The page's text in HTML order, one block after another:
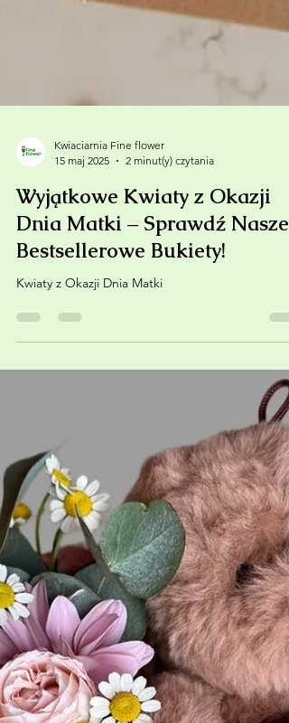
15 maj 2025
2 minut(y) czytania
Wyjątkowe Kwiaty z Okazji
Dnia Matki – Sprawdź Nasze
Bestsellerowe Bukiety!
Kwiaty z Okazji Dnia Matki